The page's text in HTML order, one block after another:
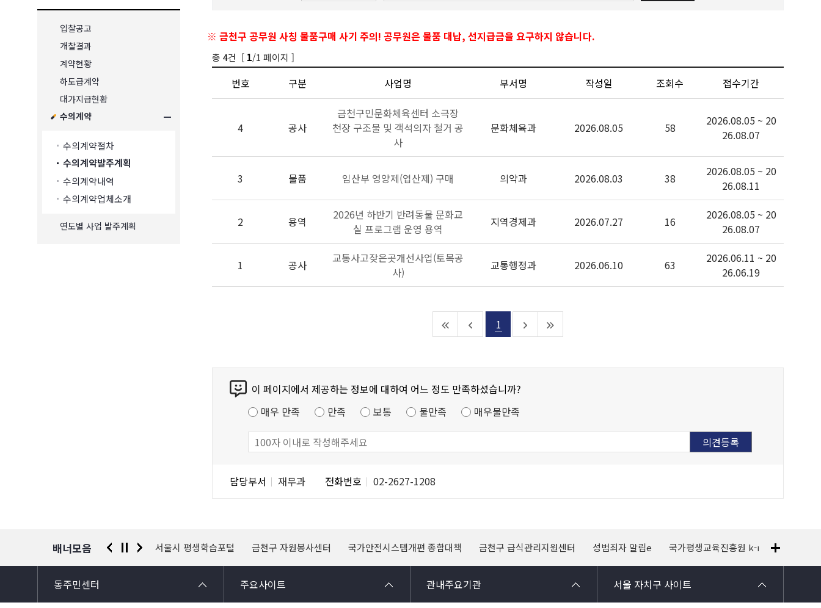
입찰공고
개찰결과
계약현황
하도급계약
대가지급현황
수의계약
수의계약절차
수의계약발주계획
수의계약내역
수의계약업체소개
연도별 사업 발주계획
※ 금천구 공무원 사칭 물품구매 사기 주의! 공무원은 물품 대납, 선지급금을 요구하지 않습니다.
총 4건 [ 1/1 페이지 ]
번호 구분 사업명 부서명 작성일 조회수 접수기간
4 공사
금천구민문화체육센터 소극장
천장 구조물 및 객석의자 철거 공
사
문화체육과 2026.08.05 58
2026.08.05 ~ 20
26.08.07
3 물품 임산부 영양제(엽산제) 구매 의약과 2026.08.03 38
2026.08.05 ~ 20
26.08.11
2 용역
2026년 하반기 반려동물 문화교
실 프로그램 운영 용역
지역경제과 2026.07.27 16
2026.08.05 ~ 20
26.08.07
1 공사
교통사고잦은곳개선사업(토목공
사)
교통행정과 2026.06.10 63
2026.06.11 ~ 20
26.06.19
1
이 페이지에서 제공하는 정보에 대하여 어느 정도 만족하셨습니까?
매우 만족
만족 보통 불만족 매우불만족
담당부서 재무과 전화번호 02-2627-1208
배너모음
경찰청 유실물 통합포털 서울시 평생학습포털 금천구 자원봉사센터 국가안전시스템개편 종합대책 금천구 급식관리지원센터 성범죄자 알림e 국가평생교육진흥원 k-mooc
동주민센터 주요사이트 관내주요기관 서울 자치구 사이트